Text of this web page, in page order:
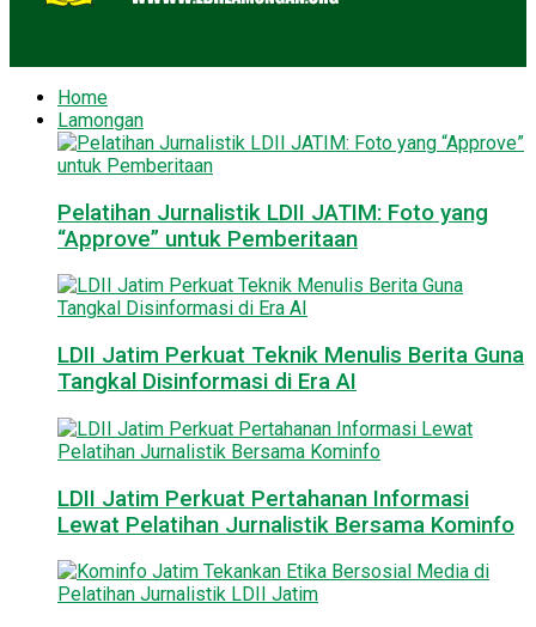
Home
Lamongan
Pelatihan Jurnalistik LDII JATIM: Foto yang
“Approve” untuk Pemberitaan
LDII Jatim Perkuat Teknik Menulis Berita Guna
Tangkal Disinformasi di Era AI
LDII Jatim Perkuat Pertahanan Informasi
Lewat Pelatihan Jurnalistik Bersama Kominfo